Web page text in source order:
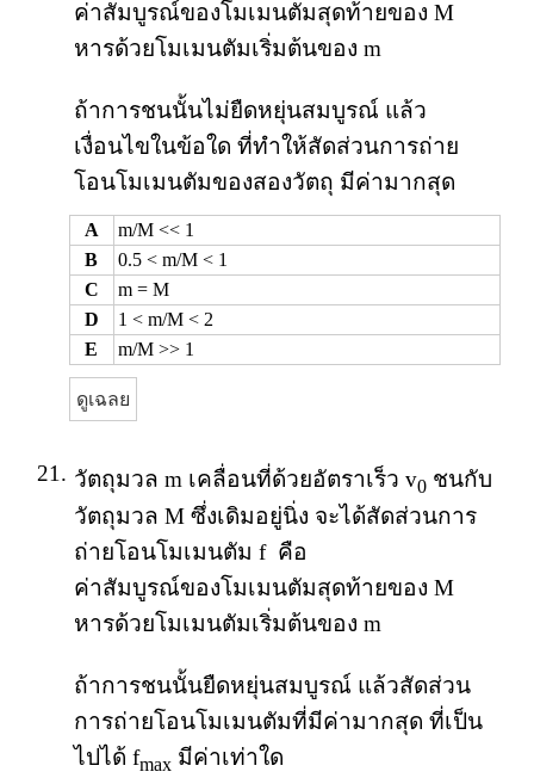
ค่าสัมบูรณ์ของโมเมนตัมสุดท้ายของ M
หารด้วยโมเมนตัมเริ่มต้นของ m
ถ้าการชนนั้นไม่ยืดหยุ่นสมบูรณ์ แล้ว
เงื่อนไขในข้อใด ที่ทำให้สัดส่วนการถ่าย
โอนโมเมนตัมของสองวัตถุ มีค่ามากสุด
A
m/M << 1
B
0.5 < m/M < 1
C
m = M
D
1 < m/M < 2
E
m/M >> 1
ดูเฉลย
21. วัตถุมวล m เคลื่อนที่ด้วยอัตราเร็ว v0ชนกับ
วัตถุมวล M ซึ่งเดิมอยู่นิ่ง จะได้สัดส่วนการ
ถ่ายโอนโมเมนตัม f คือ
ค่าสัมบูรณ์ของโมเมนตัมสุดท้ายของ M
หารด้วยโมเมนตัมเริ่มต้นของ m
ถ้าการชนนั้นยืดหยุ่นสมบูรณ์ แล้วสัดส่วน
การถ่ายโอนโมเมนตัมที่มีค่ามากสุด ที่เป็น
ไปได้ fmaxมีค่าเท่าใด